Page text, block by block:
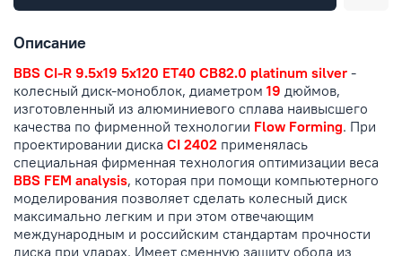
Описание
BBS CI-R 9.5x19 5x120 ET40 CB82.0 platinum silver -
колесный диск-моноблок, диаметром 19 дюймов,
изготовленный из алюминиевого сплава наивысшего
качества по фирменной технологии Flow Forming. При
проектировании диска CI 2402 применялась
специальная фирменная технология оптимизации веса
BBS FEM analysis, которая при помощи компьютерного
моделирования позволяет сделать колесный диск
максимально легким и при этом отвечающим
международным и российским стандартам прочности
диска при ударах. Имеет сменную защиту обода из